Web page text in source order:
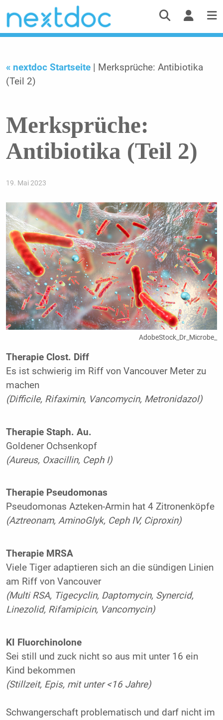
« nextdoc Startseite
| Merksprüche: Antibiotika
(Teil 2)
Merksprüche:
Antibiotika (Teil 2)
19. Mai 2023
AdobeStock_Dr_Microbe_
Therapie Clost. Diff
Es ist schwierig im Riff von Vancouver Meter zu
machen
(Difficile, Rifaximin, Vancomycin, Metronidazol)
Therapie Staph. Au.
Goldener Ochsenkopf
(Aureus, Oxacillin, Ceph I)
Therapie Pseudomonas
Pseudomonas Azteken-Armin hat 4 Zitronenköpfe
(Aztreonam, AminoGlyk, Ceph IV, Ciproxin)
Therapie MRSA
Viele Tiger adaptieren sich an die sündigen Linien
am Riff von Vancouver
(Multi RSA, Tigecyclin, Daptomycin, Synercid,
Linezolid, Rifamipicin, Vancomycin)
KI Fluorchinolone
Sei still und zuck nicht so aus mit unter 16 ein
Kind bekommen
(Stillzeit, Epis, mit unter <16 Jahre)
Schwangerschaft problematisch und darf nicht im